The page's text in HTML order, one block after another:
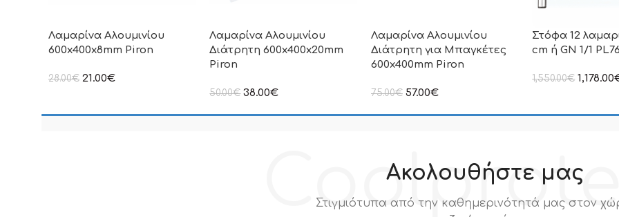
Λαμαρίνα Αλουμινίου
600x400x8mm Piron
28.00€ 21.00€
Λαμαρίνα Αλουμινίου
Διάτρητη 600x400x20mm
Piron
50.00€ 38.00€
συμπεριλαμβάνεται Φ.Π.Α
Λαμαρίνα Αλουμινίου
Διάτρητη για Μπαγκέτες
600x400mm Piron
75.00€ 57.00€
συμπεριλαμβάνεται Φ.Π.Α
Στόφα 12
cm ή GN 1/1
1,550.00€ 1,178.00
Ακολουθήστε μας
Στιγμιότυπα από την καθημερινότητά μας στον